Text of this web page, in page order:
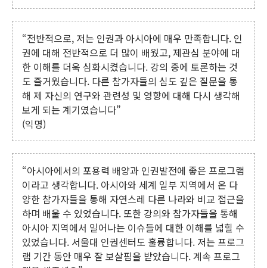
“전반적으로, 저는 인권과 아시아에 매우 만족합니다. 인
권에 대해 전반적으로 더 많이 배웠고, 제관심 분야에 대
한 이해를 더욱 심화시켰습니다. 강의 중에 토론하는 것
도 즐거웠습니다. 다른 참가자들의 심도 깊은 질문을 통
해 제 자신의 연구와 관련성 및 영향에 대해 다시 생각해
보게 되는 계기였습니다”
(익명)
“아시아에서의 포용력 배양과 인권발전에 좋은 프로그램
이라고 생각합니다. 아시아와 세계 일부 지역에서 온 다
양한 참가자들을 통해 자연스레 다른 나라와 비교 접근을
하며 배울 수 있었습니다. 또한 강의와 참가자들을 통해
아시아 지역에서 일어나는 이슈들에 대한 이해를 넓힐 수
있었습니다. 서울대 인권센터도 훌륭합니다. 저는 프로그
램 기간 동안 매우 잘 보살핌을 받았습니다. 계속 프로그